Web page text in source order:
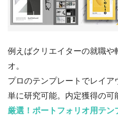
例えばクリエイターの就職や
オ。
プロのテンプレートでレイ
単に研究可能。内定獲得の可
厳選！ポートフォリオ用テン